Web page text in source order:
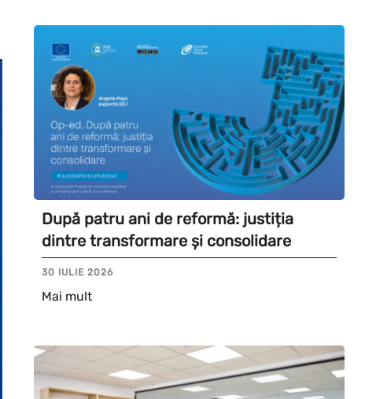
După patru ani de reformă: justiția
dintre transformare și consolidare
30 IULIE 2026
Mai mult